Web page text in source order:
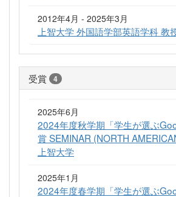
2012年4月 - 2025年3月
上智大学 外国語学部英語学科 教
受賞 4
2025年6月
2024年度秋学期「学生が選ぶ
賞 SEMINAR (NORTH
上智大学
2025年1月
2024年度春学期「学生が選ぶ